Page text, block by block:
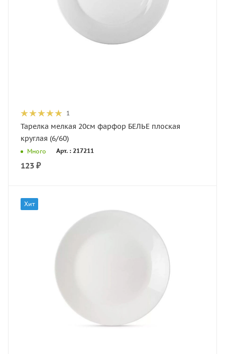
1
Тарелка мелкая 20см фарфор БЕЛЬЕ плоская
круглая (6/60)
Много Арт. : 217211
123 ₽
Хит